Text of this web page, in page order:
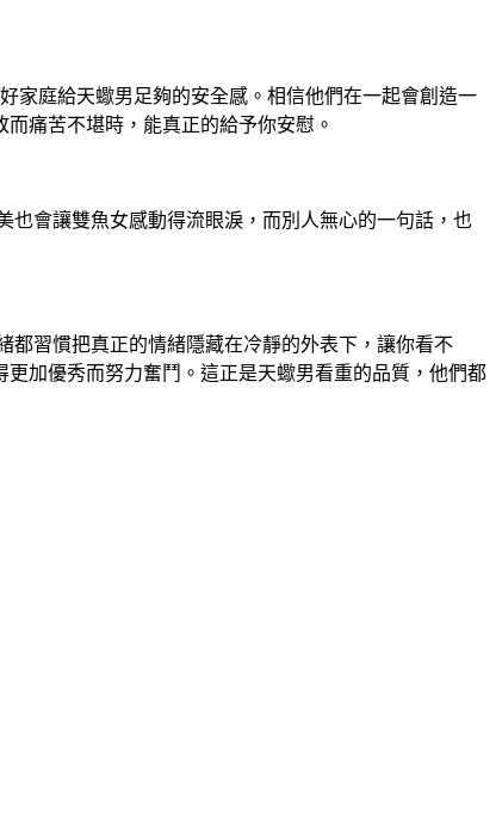
家庭給天蠍男足夠的安全感。相信他們在一起會創造一
痛苦不堪時，能真正的給予你安慰。
也會讓雙魚女感動得流眼淚，而別人無心的一句話，也
都習慣把真正的情緒隱藏在冷靜的外表下，讓你看不
加優秀而努力奮鬥。這正是天蠍男看重的品質，他們都